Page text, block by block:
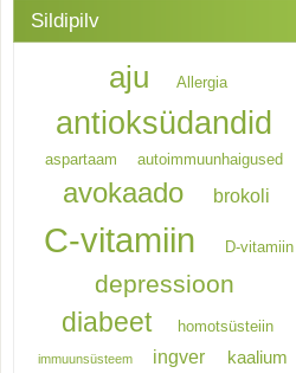
Sildipilv
aju Allergia
antioksüdandid
aspartaam autoimmuunhaigused
avokaado brokoli
C-vitamiin D-vitamiin
depressioon
diabeet homotsüsteiin
immuunsüsteem ingver kaalium